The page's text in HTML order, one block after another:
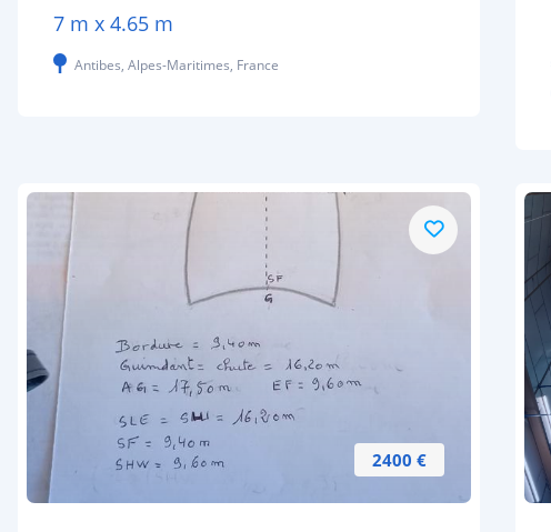
7 m x 4.65 m
Antibes, Alpes-Maritimes, France
2400 €